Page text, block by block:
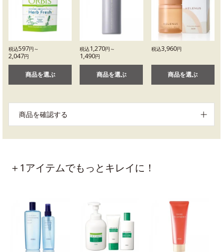
税込597円～
2,047円
商品を選ぶ
税込1,270円～
1,490円
商品を選ぶ
税込3,960円
商品を選ぶ
商品を確認する
＋1アイテムでもっとキレイに！